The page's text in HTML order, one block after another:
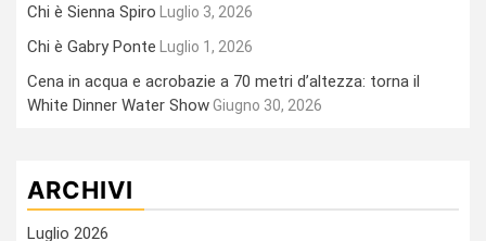
Chi è Sienna Spiro Luglio 3, 2026
Chi è Gabry Ponte Luglio 1, 2026
Cena in acqua e acrobazie a 70 metri d’altezza: torna il
White Dinner Water ShowGiugno 30, 2026
ARCHIVI
Luglio 2026